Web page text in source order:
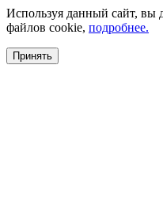
Используя данный сайт, вы
файлов cookie, подробнее.
Принять